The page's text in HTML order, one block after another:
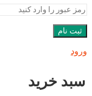
ثبت نام
ورود
سبد خرید